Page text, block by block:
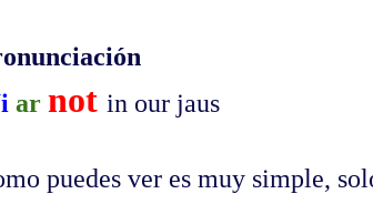
ar not in our jaus
puedes ver es muy simple,